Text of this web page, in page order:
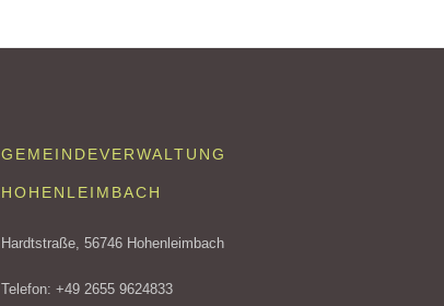
GEMEINDEVERWALTUNG
HOHENLEIMBACH
Hardtstraße, 56746 Hohenleimbach
Telefon: +49 2655 9624833